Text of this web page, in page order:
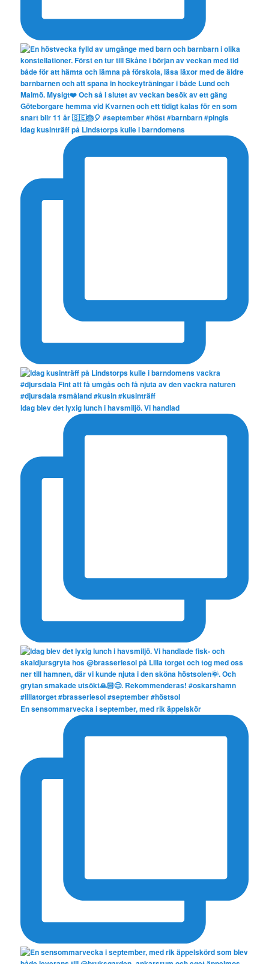
Idag kusinträff på Lindstorps kulle i barndomens
Idag blev det lyxig lunch i havsmiljö. Vi handlad
En sensommarvecka i september, med rik äppelskör